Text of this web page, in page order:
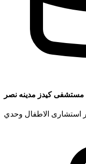
كيدز مدينه نصر
الاطفال وحدي